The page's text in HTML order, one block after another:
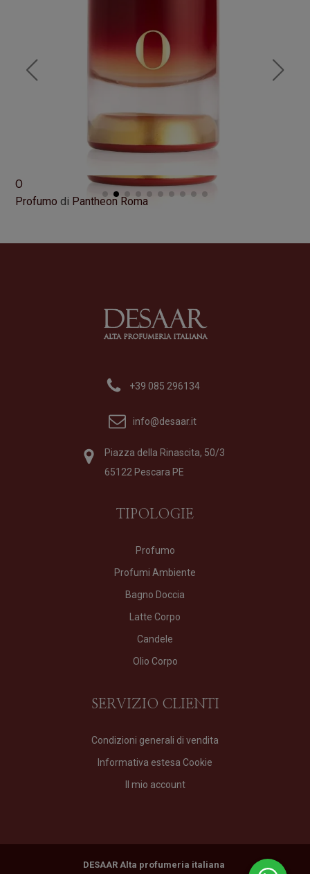
O
Profumo di Pantheon Roma
+39 085 296134
info@desaar.it
Piazza della Rinascita, 50/3
65122 Pescara PE
TIPOLOGIE
Profumo
Profumi Ambiente
Bagno Doccia
Latte Corpo
Candele
Olio Corpo
SERVIZIO CLIENTI
Condizioni generali di vendita
Informativa estesa Cookie
Il mio account
DESAAR Alta profumeria italiana